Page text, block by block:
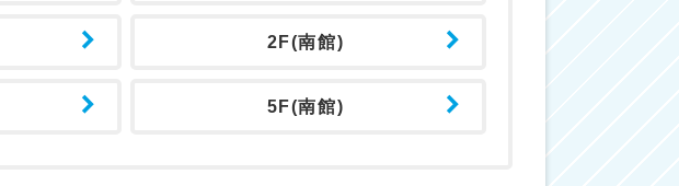
2F(南館)
5F(南館)